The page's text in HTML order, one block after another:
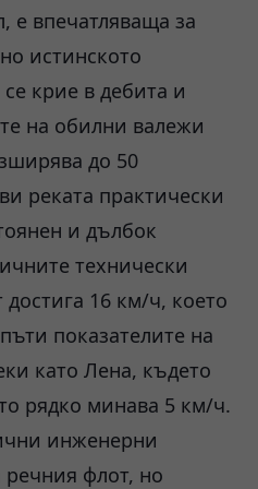
е впечатляваща за
истинското
крие в дебита и
на обилни валежи
до 50
реката практически
и дълбок
технически
16 км/ч, което
показателите на
като Лена, където
рядко минава 5 км/ч.
инженерни
речния флот, но